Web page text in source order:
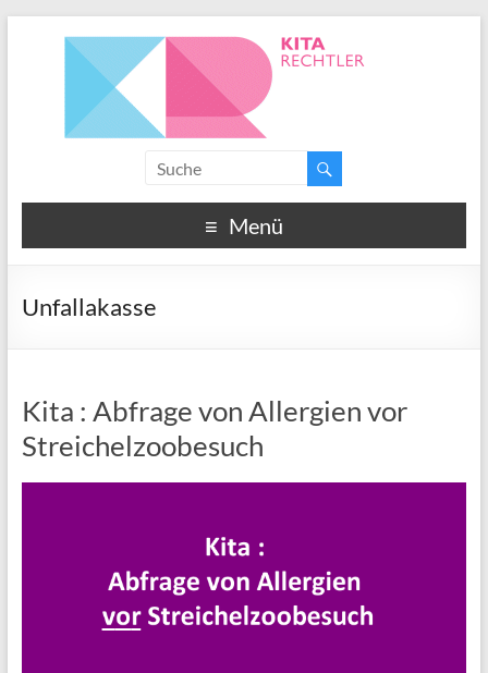
Menü
Unfallakasse
Kita : Abfrage von Allergien vor
Streichelzoobesuch